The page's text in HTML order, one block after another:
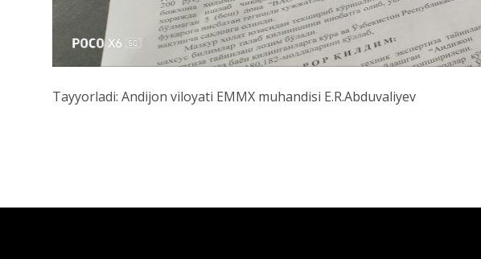
Tayyorladi: Andijon viloyati EMMX muhandisi E.R.Abduvaliyev